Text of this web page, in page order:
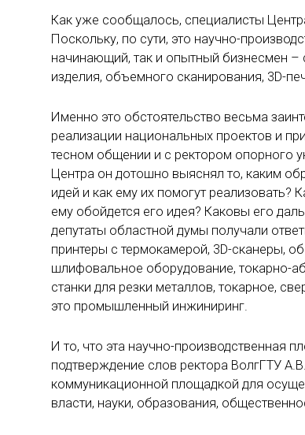
Как уже сообщалось, специалисты
Поскольку, по сути, это научно-
начинающий, так и опытный бизнесмен –
изделия, объемного сканирования, 3D-
Именно это обстоятельство весьма
реализации национальных проектов и
тесном общении и с ректором опорного
Центра он дотошно выяснял то, каким
идей и как ему их помогут
ему обойдется его идея? Каковы его
депутаты областной думы получали
принтеры с термокамерой, 3D-сканеры,
шлифовальное оборудование, токарно-
станки для резки металлов, токарное,
это промышленный инжиниринг.
И то, что эта научно-производственная
подтверждение слов ректора ВолгГТУ
коммуникационной площадкой для
власти, науки, образования,